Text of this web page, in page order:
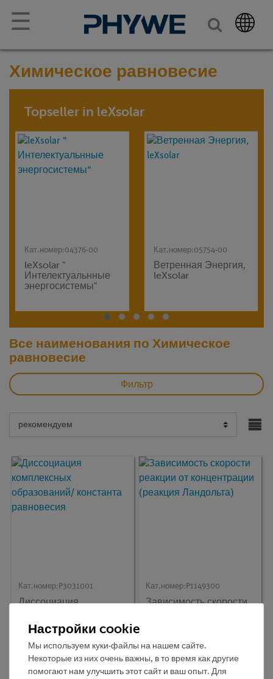
☰
Химическое равновесие
Topseller in leXsolar
Кат.номер:04376-00
leXsolar "
Интелектуальнные
энергосистемы"
Кат.номер:05754-00
Ветренная Энергия,
leXsolar
Все наименования по Химическое
равновесие
Фильтр
Кат.номер: P3031001
Диссоциация
образований/
константа равновесия
Кат.номер: P1149300
Зависимость скорости
Настройки cookie
Мы используем куки-файлы на нашем сайте.
Некоторые из них очень важны, в то время как другие
помогают нам улучшить этот сайт и ваш опыт. Для